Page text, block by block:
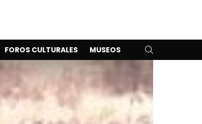
FOROS CULTURALES MUSEOS